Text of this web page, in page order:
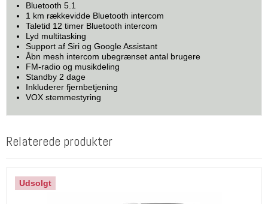
Bluetooth 5.1
1 km rækkevidde Bluetooth intercom
Taletid 12 timer Bluetooth intercom
Lyd multitasking
Support af Siri og Google Assistant
Åbn mesh intercom ubegrænset antal brugere
FM-radio og musikdeling
Standby 2 dage
Inkluderer fjernbetjening
VOX stemmestyring
Relaterede produkter
Udsolgt